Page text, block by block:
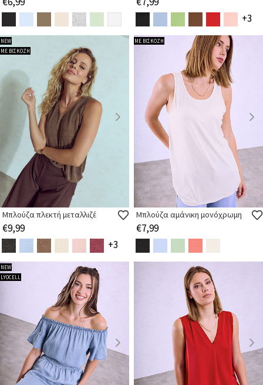
+3
NEW
ΜΕ ΒΙΣΚΟΖΗ
Μπλούζα πλεκτή μεταλλιζέ
€9,99
+3
ΜΕ ΒΙΣΚΟΖΗ
Μπλούζα αμάνικη μονόχρωμη
€7,99
NEW
LYOCELL